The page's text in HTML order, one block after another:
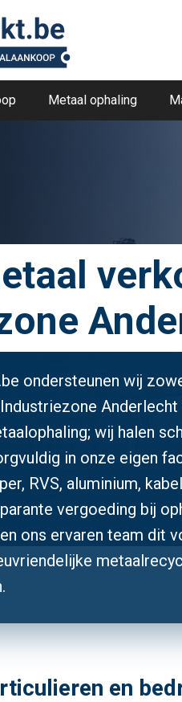
Metaal ophaling
ondersteunen wij
wij halen
in onze eigen
RVS, aluminium,
vergoeding bij
ons ervaren team dit
en